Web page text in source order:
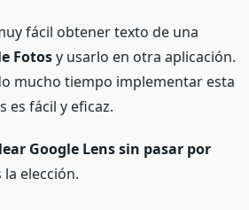
fácil obtener texto de una
Fotosy usarlo en otra aplicación.
mucho tiempo implementar esta
es fácil y eficaz.
Google Lens sin pasar por
la elección.